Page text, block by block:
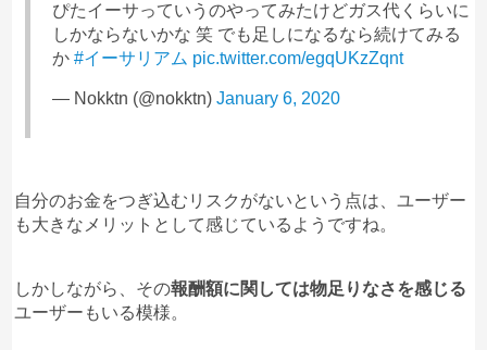
ぴたイーサっていうのやってみたけどガス代くらいに
しかならないかな 笑 でも足しになるなら続けてみる
か#イーサリアム pic.twitter.com/egqUKzZqnt
— Nokktn (@nokktn)January 6, 2020
自分のお金をつぎ込むリスクがないという点は、ユーザー
も大きなメリットとして感じているようですね。
しかしながら、その報酬額に関しては物足りなさを感じる
ユーザーもいる模様。